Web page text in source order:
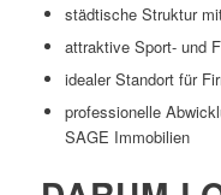
städtische Struktur
attraktive Sport- und
idealer Standort für
professionelle
SAGE Immobilien